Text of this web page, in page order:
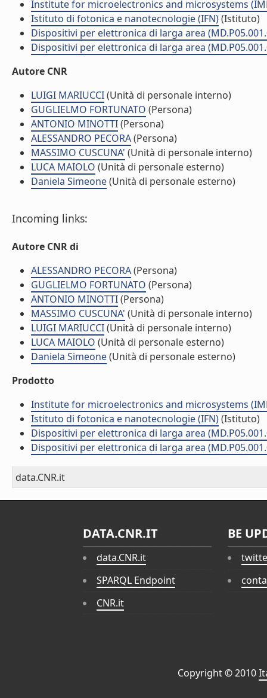
Institute for microelectronics and microsystems
Istituto di fotonica e nanotecnologie (IFN)(Istituto)
Dispositivi per elettronica di larga area
Dispositivi per elettronica di larga area
Autore CNR
LUIGI MARIUCCI(Unità di personale interno)
GUGLIELMO FORTUNATO (Persona)
ANTONIO MINOTTI(Persona)
ALESSANDRO PECORA(Persona)
MASSIMO CUSCUNA' (Unità di personale interno)
LUCA MAIOLO (Unità di personale esterno)
Daniela Simeone(Unità di personale esterno)
Incoming links:
Autore CNR di
ALESSANDRO PECORA(Persona)
GUGLIELMO FORTUNATO (Persona)
ANTONIO MINOTTI(Persona)
MASSIMO CUSCUNA' (Unità di personale interno)
LUIGI MARIUCCI(Unità di personale interno)
LUCA MAIOLO (Unità di personale esterno)
Daniela Simeone(Unità di personale esterno)
Prodotto
Institute for microelectronics and microsystems
Istituto di fotonica e nanotecnologie (IFN)(Istituto)
Dispositivi per elettronica di larga area
Dispositivi per elettronica di larga area
data.CNR.it
DATA.CNR.IT
data.CNR.it
SPARQL Endpoint
CNR.it
BE
Copyright © 2010